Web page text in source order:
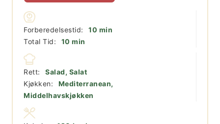
Forberedelsestid: 10 minutter
min
Total Tid:
10 minutter
min
Rett:
Salad, Salat
Kjøkken:
Mediterranean,
Middelhavskjøkken